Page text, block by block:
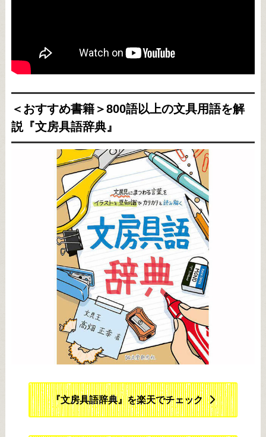
＜おすすめ書籍＞800語以上の文具用語を解
説『文房具語辞典』
『文房具語辞典』を楽天でチェック